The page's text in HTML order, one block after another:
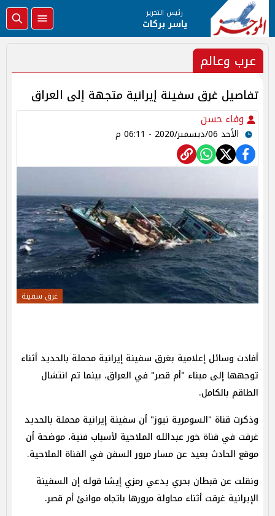
رئيس التحرير
ياسر بركات
عرب وعالم
تفاصيل غرق سفينة إيرانية متجهة إلى العراق
وفاء حسن
الأحد 06/ديسمبر/2020 - 06:11 م
غرق سفينة
أفادت وسائل إعلامية بغرق سفينة إيرانية محملة بالحديد أثناء
توجهها إلى ميناء "أم قصر" في العراق، بينما تم انتشال
الطاقم بالكامل.
وذكرت قناة "السومرية نيوز" أن سفينة إيرانية محملة بالحديد
غرقت في قناة خور عبدالله الملاحية لأسباب فنية، موضحة أن
موقع الحادث بعيد عن مسار مرور السفن في القناة الملاحية.
ونقلت عن قبطان بحري يدعي رمزي إيشا قوله إن السفينة
الإيرانية غرقت أثناء محاولة مرورها باتجاه موانئ أم قصر.